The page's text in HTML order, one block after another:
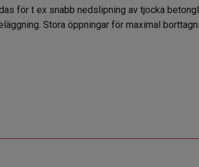
för t ex snabb nedslipning av tjocka
Stora öppningar för maximal